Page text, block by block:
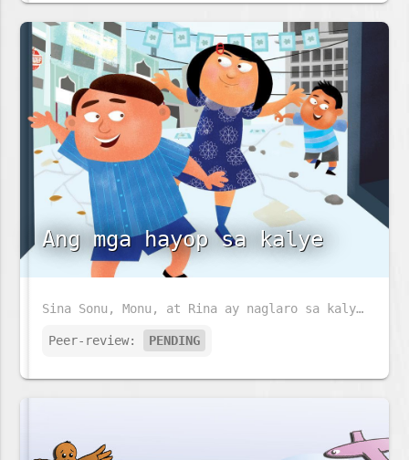
Ang mga hayop sa kalye
Sina Sonu, Monu, at Rina ay naglaro sa kalye. Anu ano kaya ang kanilang mga makikitang hayop sa kalye?
Peer-review: PENDING